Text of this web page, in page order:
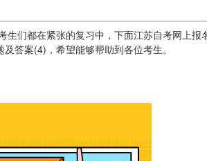
们都在紧张的复习中，下面江苏自考网上报
答案(4)，希望能够帮助到各位考生。